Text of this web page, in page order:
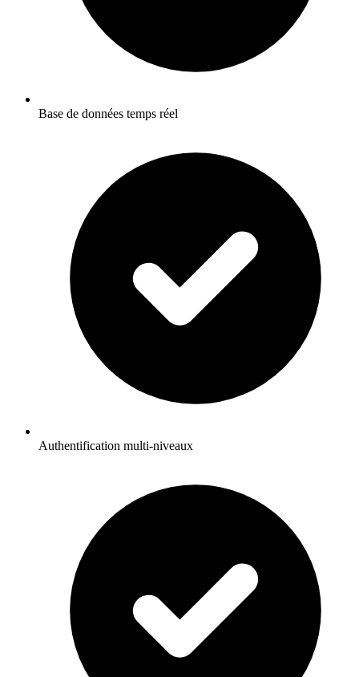
Base de données temps réel
Authentification multi-niveaux